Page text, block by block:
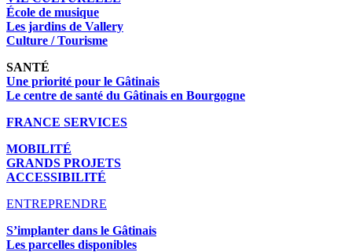
École de musique
Les jardins de Vallery
Culture / Tourisme
SANTÉ
Une priorité pour le Gâtinais
Le centre de santé du Gâtinais en Bourgogne
FRANCE SERVICES
MOBILITÉ
GRANDS PROJETS
ACCESSIBILITÉ
ENTREPRENDRE
S’implanter dans le Gâtinais
Les parcelles disponibles